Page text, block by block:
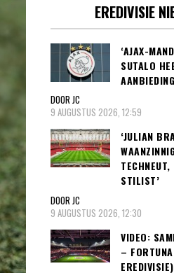
EREDIVISIE
‘AJAX-
SUTALO
DOOR JC
9 AUGUSTUS 2026, 12:59
‘JULIAN
TECHNEUT,
STILIST’
DOOR JC
9 AUGUSTUS 2026, 12:30
VIDEO:
–
EREDIVISIE)